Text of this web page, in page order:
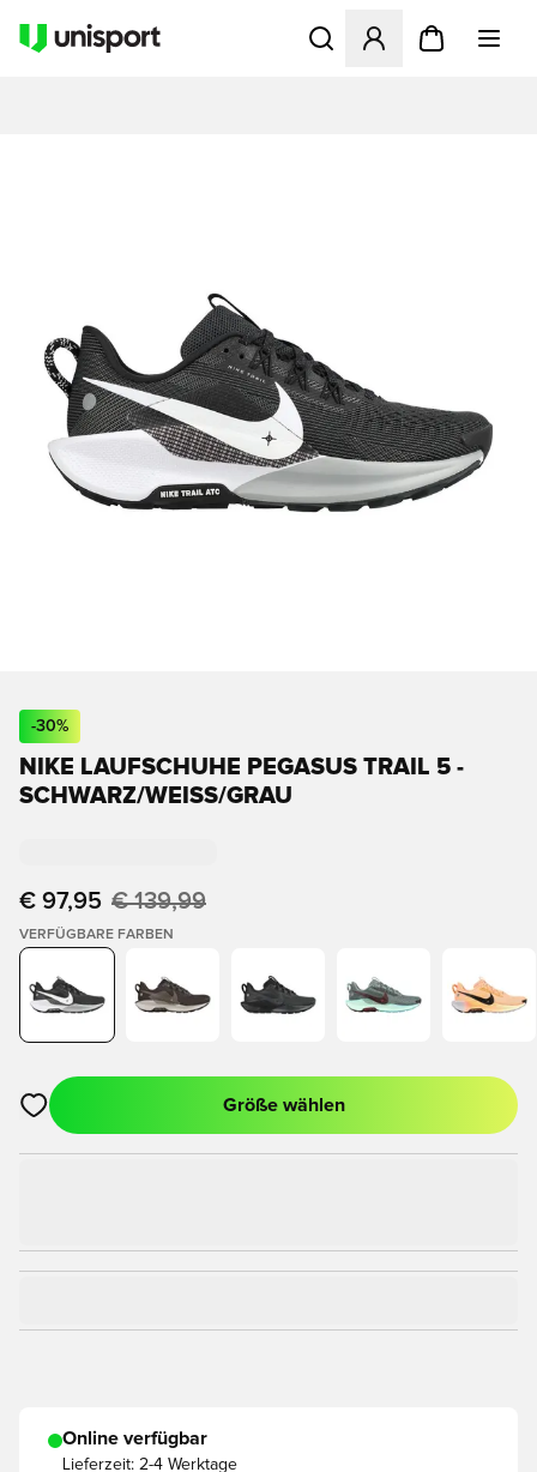
Öffnet ein Fenster zum
-30%
NIKE LAUFSCHUHE PEGASUS TRAIL 5 -
SCHWARZ/WEISS/GRAU
€ 97,95 € 139,99
VERFÜGBARE FARBEN
Öffnet ein Fenster zum Anmelden oder Registrieren als
Größe wählen
Online verfügbar
Lieferzeit: 2-4 Werktage